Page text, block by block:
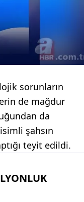
sorunların
de mağdur
da
şahsın
teyit edildi.